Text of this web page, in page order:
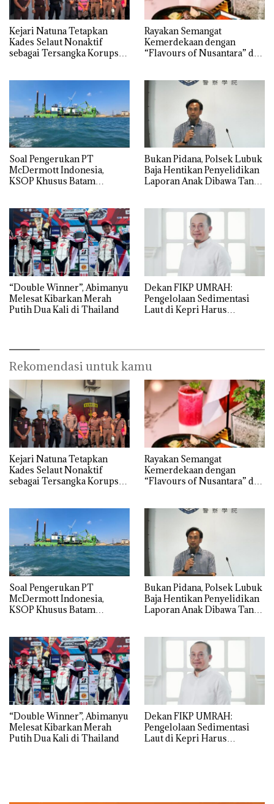
Kejari Natuna Tetapkan
Kades Selaut Nonaktif
sebagai Tersangka Korupsi
Rayakan Semangat
Kemerdekaan dengan
“Flavours of Nusantara” di
‎Soal Pengerukan PT
McDermott Indonesia,
KSOP Khusus Batam
Bukan Pidana, Polsek Lubuk
Baja Hentikan Penyelidikan
Laporan Anak Dibawa Tanpa
“Double Winner”, Abimanyu
Melesat Kibarkan Merah
Putih Dua Kali di Thailand
Dekan FIKP UMRAH:
Pengelolaan Sedimentasi
Laut di Kepri Harus
Rekomendasi untuk kamu
Kejari Natuna Tetapkan
Kades Selaut Nonaktif
sebagai Tersangka Korupsi
Rayakan Semangat
Kemerdekaan dengan
“Flavours of Nusantara” di
‎Soal Pengerukan PT
McDermott Indonesia,
KSOP Khusus Batam
Bukan Pidana, Polsek Lubuk
Baja Hentikan Penyelidikan
Laporan Anak Dibawa Tanpa
“Double Winner”, Abimanyu
Melesat Kibarkan Merah
Putih Dua Kali di Thailand
Dekan FIKP UMRAH:
Pengelolaan Sedimentasi
Laut di Kepri Harus